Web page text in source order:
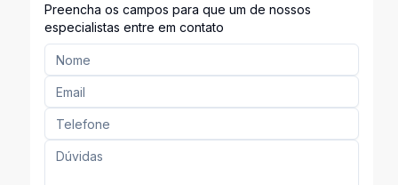
Preencha os campos para que um de nossos
especialistas entre em contato